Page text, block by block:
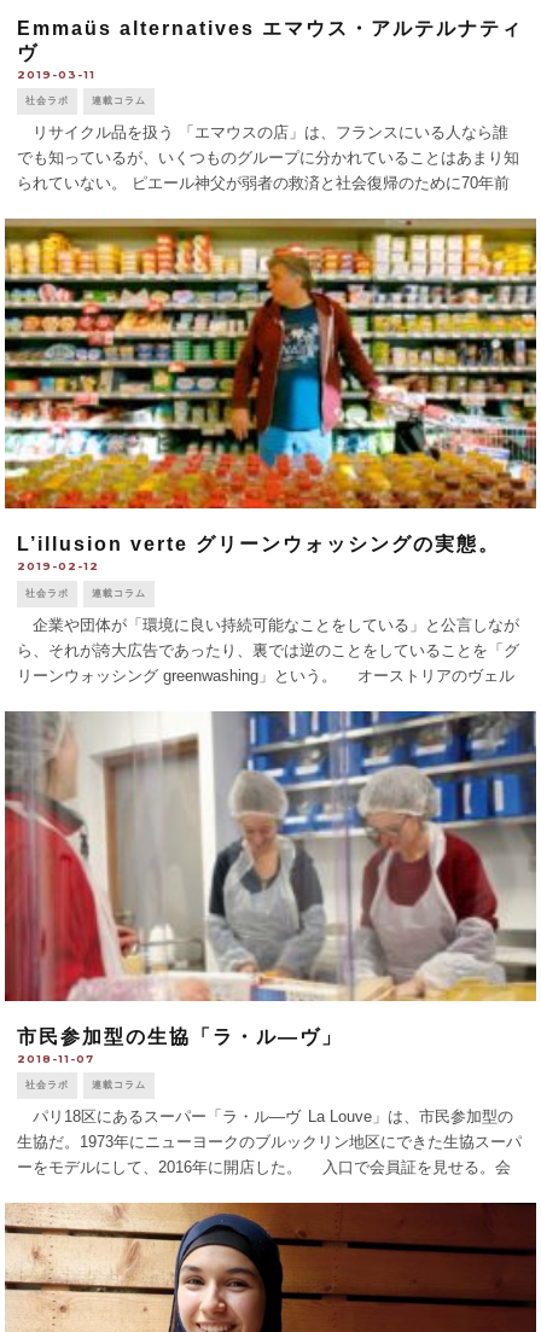
Emmaüs alternatives エマウス・アルテルナティ
ヴ
2019-03-11
社会ラボ 連載コラム
リサイクル品を扱う 「エマウスの店」は、フランスにいる人なら誰
でも知っているが、いくつものグループに分かれていることはあまり知
られていない。 ピエール神父が弱者の救済と社会復帰のために70年前
約360の企業やNGO [...]
L’illusion verte グリーンウォッシングの実態。
2019-02-12
社会ラボ 連載コラム
企業や団体が「環境に良い持続可能なことをしている」と公言しなが
ら、それが誇大広告であったり、裏では逆のことをしていることを「グ
リーンウォッシング greenwashing」という。 オーストリアのヴェル
ートマンを [...]
市民参加型の生協「ラ・ル―ヴ」
2018-11-07
社会ラボ 連載コラム
パリ18区にあるスーパー「ラ・ル―ヴ La Louve」は、市民参加型の
生協だ。1973年にニューヨークのブルックリン地区にできた生協スーパ
ーをモデルにして、2016年に開店した。 入口で会員証を見せる。会
まで [...]